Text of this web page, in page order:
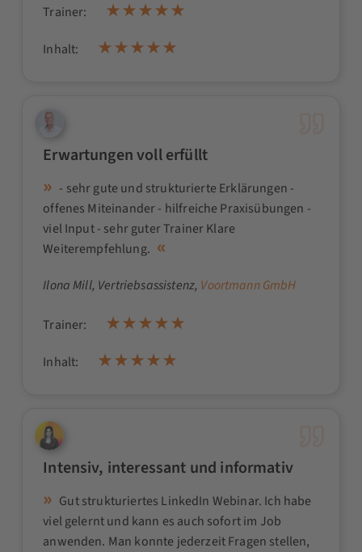
Trainer:
Inhalt:
Erwartungen voll erfüllt
- sehr gute und strukturierte Erklärungen -
offenes Miteinander - hilfreiche Praxisübungen -
viel Input - sehr guter Trainer Klare
Weiterempfehlung.
Ilona Mill, Vertriebsassistenz, Voortmann GmbH
Trainer:
Inhalt:
Intensiv, interessant und informativ
Gut strukturiertes LinkedIn Webinar. Ich habe
viel gelernt und kann es auch sofort im Job
anwenden. Man konnte jederzeit Fragen stellen,